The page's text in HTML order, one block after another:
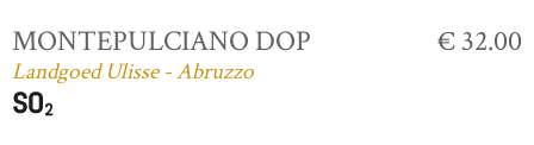
MONTEPULCIANO DOP
Landgoed Ulisse - Abruzzo
€ 32.00